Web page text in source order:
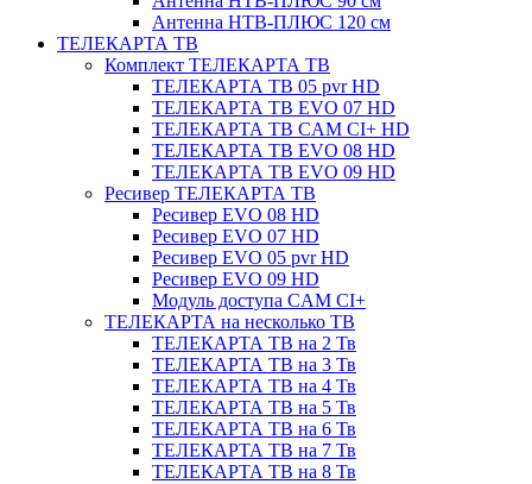
Антенна НТВ-ПЛЮС 120 см
ТЕЛЕКАРТА ТВ
Комплект ТЕЛЕКАРТА ТВ
ТЕЛЕКАРТА ТВ 05 pvr HD
ТЕЛЕКАРТА ТВ EVO 07 HD
ТЕЛЕКАРТА ТВ CAM CI+ HD
ТЕЛЕКАРТА ТВ EVO 08 HD
ТЕЛЕКАРТА ТВ EVO 09 HD
Ресивер ТЕЛЕКАРТА ТВ
Ресивер EVO 08 HD
Ресивер EVO 07 HD
Ресивер EVO 05 pvr HD
Ресивер EVO 09 HD
Модуль доступа CAM CI+
ТЕЛЕКАРТА на несколько ТВ
ТЕЛЕКАРТА ТВ на 2 Тв
ТЕЛЕКАРТА ТВ на 3 Тв
ТЕЛЕКАРТА ТВ на 4 Тв
ТЕЛЕКАРТА ТВ на 5 Тв
ТЕЛЕКАРТА ТВ на 6 Тв
ТЕЛЕКАРТА ТВ на 7 Тв
ТЕЛЕКАРТА ТВ на 8 Тв